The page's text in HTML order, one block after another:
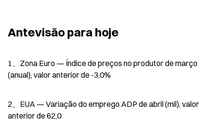
Antevisão para hoje
1、Zona Euro — Índice de preços no produtor de março
(anual), valor anterior de -3,0%
2、EUA — Variação do emprego ADP de abril (mil), valor
anterior de 62,0